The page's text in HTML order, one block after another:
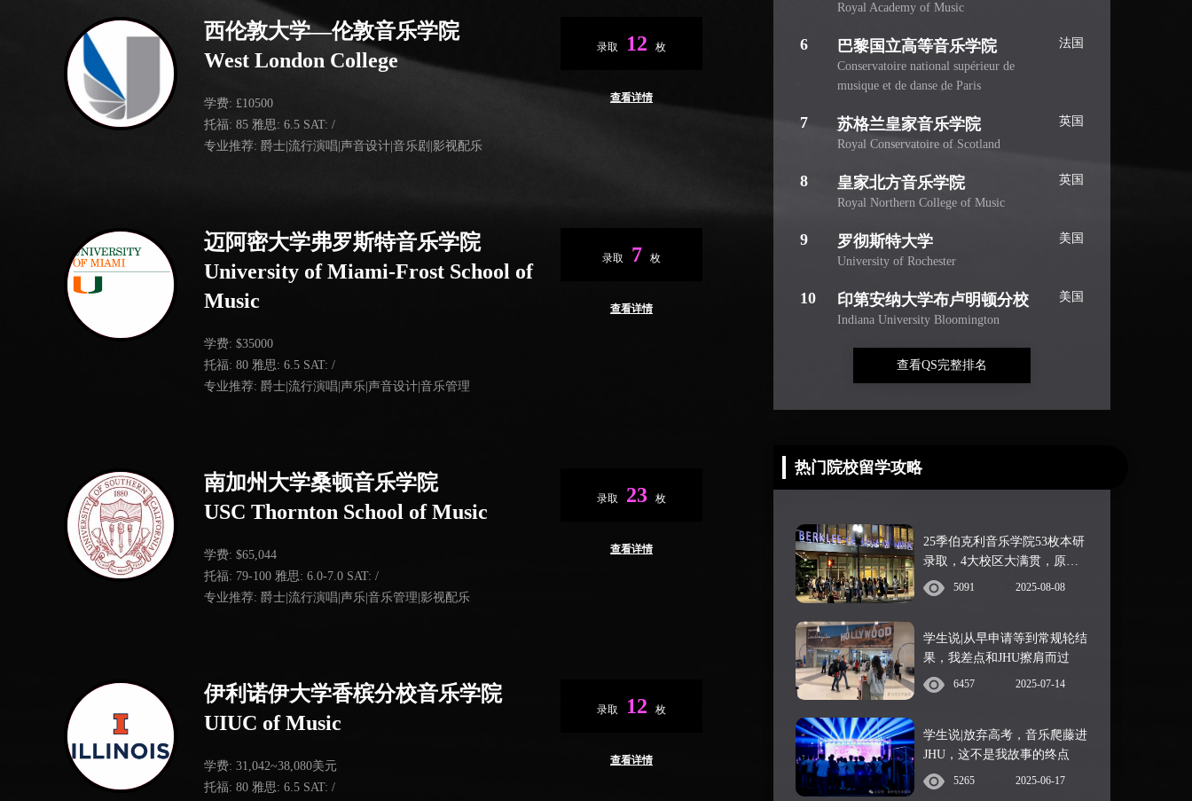
西伦敦大学—伦敦音乐学院
West London College
学费: £10500
托福: 85 雅思: 6.5 SAT: /
专业推荐: 爵士|流行演唱|声音设计|音乐剧|影视配乐
录取 12 枚
查看详情
迈阿密大学弗罗斯特音乐学院
University of Miami-Frost School of
Music
学费: $35000
托福: 80 雅思: 6.5 SAT: /
专业推荐: 爵士|流行演唱|声乐|声音设计|音乐管理
录取 7 枚
查看详情
南加州大学桑顿音乐学院
USC Thornton School of Music
学费: $65,044
托福: 79-100 雅思: 6.0-7.0 SAT: /
专业推荐: 爵士|流行演唱|声乐|音乐管理|影视配乐
录取 23 枚
查看详情
伊利诺伊大学香槟分校音乐学院
UIUC of Music
学费: 31,042~38,080美元
托福: 80 雅思: 6.5 SAT: /
录取 12 枚
查看详情
Royal Academy of Music
6 巴黎国立高等音乐学院
Conservatoire national supérieur de
musique et de danse de Paris
法国
7 苏格兰皇家音乐学院
Royal Conservatoire of Scotland
英国
8 皇家北方音乐学院
Royal Northern College of Music
英国
9 罗彻斯特大学
University of Rochester
美国
10 印第安纳大学布卢明顿分校
Indiana University Bloomington
美国
查看QS完整排名
热门院校留学攻略
25季伯克利音乐学院53枚本研
录取，4大校区大满贯，原来
青睐这样的申请者：
5091 2025-08-08
学生说|从早申请等到常规轮结
果，我差点和JHU擦肩而过
6457 2025-07-14
学生说|放弃高考，音乐爬藤进
JHU，这不是我故事的终点
5265 2025-06-17